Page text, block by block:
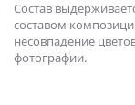
Состав
составом
несовпадение
фотографии.